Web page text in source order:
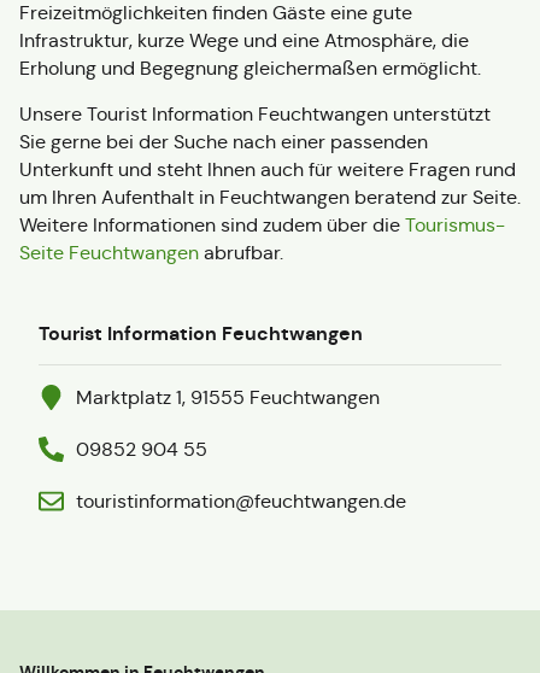
Freizeitmöglichkeiten finden Gäste eine gute
Infrastruktur, kurze Wege und eine Atmosphäre, die
Erholung und Begegnung gleichermaßen ermöglicht.
Unsere Tourist Information Feuchtwangen unterstützt
Sie gerne bei der Suche nach einer passenden
Unterkunft und steht Ihnen auch für weitere Fragen rund
um Ihren Aufenthalt in Feuchtwangen beratend zur Seite.
Weitere Informationen sind zudem über die Tourismus-
Seite Feuchtwangen abrufbar.
Tourist Information Feuchtwangen
Marktplatz 1, 91555 Feuchtwangen
09852 904 55
touristinformation@feuchtwangen.de